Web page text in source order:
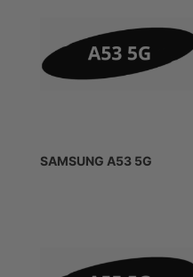
SAMSUNG A53 5G